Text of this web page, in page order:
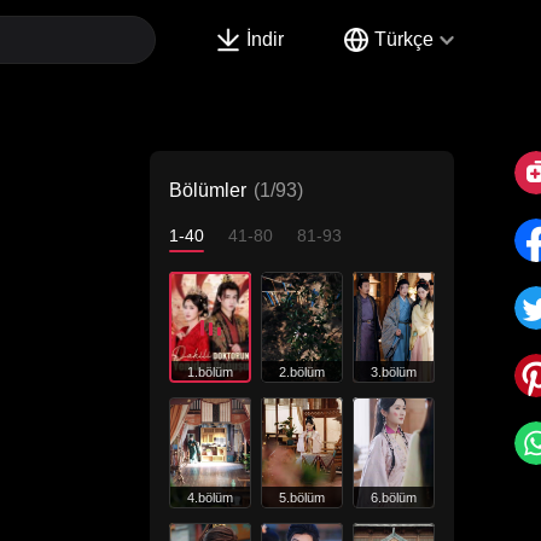
İndir Türkçe
Bölümler (1/93)
1-40 41-80 81-93
1.bölüm 2.bölüm 3.bölüm
4.bölüm 5.bölüm 6.bölüm